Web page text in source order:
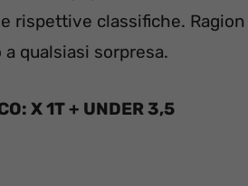
rispettive classifiche.
qualsiasi sorpresa.
X 1T + UNDER 3,5